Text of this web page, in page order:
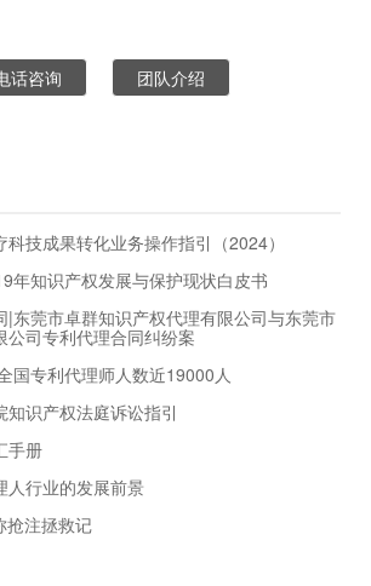
话咨询 团队介绍
技成果转化业务操作指引（2024）
年知识产权发展与保护现状白皮书
|东莞市卓群知识产权代理有限公司与东莞市
公司专利代理合同纠纷案
国专利代理师人数近19000人
知识产权法庭诉讼指引
手册
人行业的发展前景
抢注拯救记